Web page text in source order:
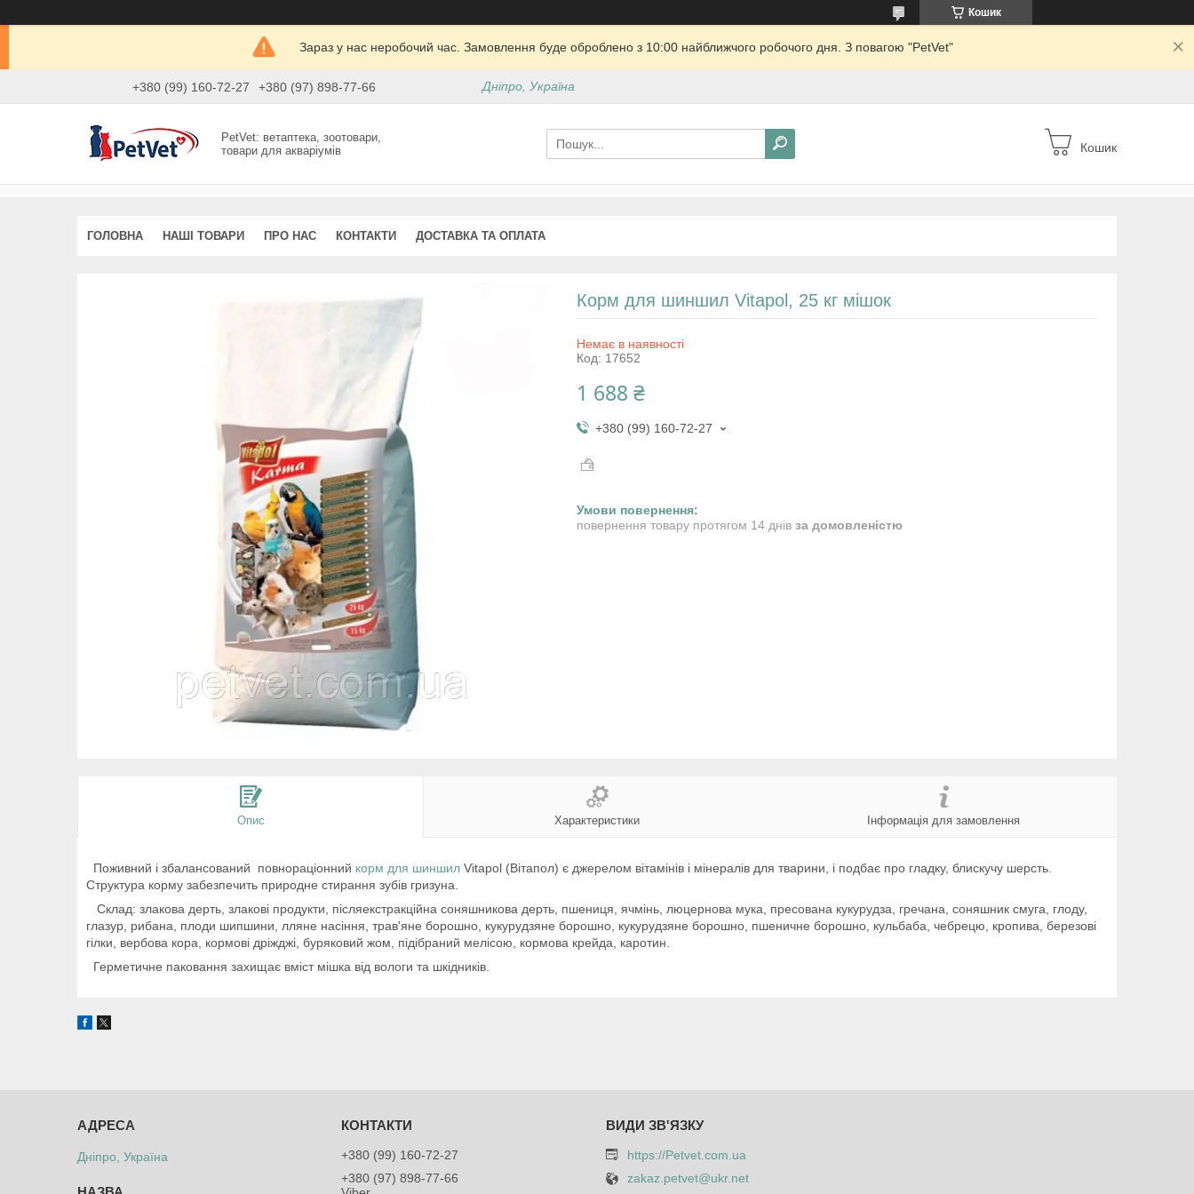
Кошик
Зараз у нас неробочий час. Замовлення буде оброблено з 10:00 найближчого робочого дня. З повагою "PetVet"
+380 (99) 160-72-27 +380 (97) 898-77-66 Дніпро, Україна
PetVet: ветаптека, зоотовари,
товари для акваріумів
Кошик
ГОЛОВНА НАШІ ТОВАРИ ПРО НАС КОНТАКТИ ДОСТАВКА ТА ОПЛАТА
Корм для шиншил Vitapol, 25 кг мішок
Немає в наявності
Код: 17652
1 688 ₴
+380 (99) 160-72-27
повернення товару протягом 14 днів за домовленістю
Опис Характеристики Інформація для замовлення
Поживний і збалансований повнораціонний корм для шиншил Vitapol (Вітапол) є джерелом вітамінів і мінералів для тварини, і подбає про гладку, блискучу шерсть.
Структура корму забезпечить природне стирання зубів гризуна.
Склад: злакова дерть, злакові продукти, післяекстракційна соняшникова дерть, пшениця, ячмінь, люцернова мука, пресована кукурудза, гречана, соняшник смуга, глоду,
глазур, рибана, плоди шипшини, лляне насіння, трав'яне борошно, кукурудзяне борошно, кукурудзяне борошно, пшеничне борошно, кульбаба, чебрецю, кропива, березові
гілки, вербова кора, кормові дріжджі, буряковий жом, підібраний мелісою, кормова крейда, каротин.
Герметичне паковання захищає вміст мішка від вологи та шкідників.
Дніпро, Україна
+380 (99) 160-72-27
+380 (97) 898-77-66
https://Petvet.com.ua
zakaz.petvet@ukr.net